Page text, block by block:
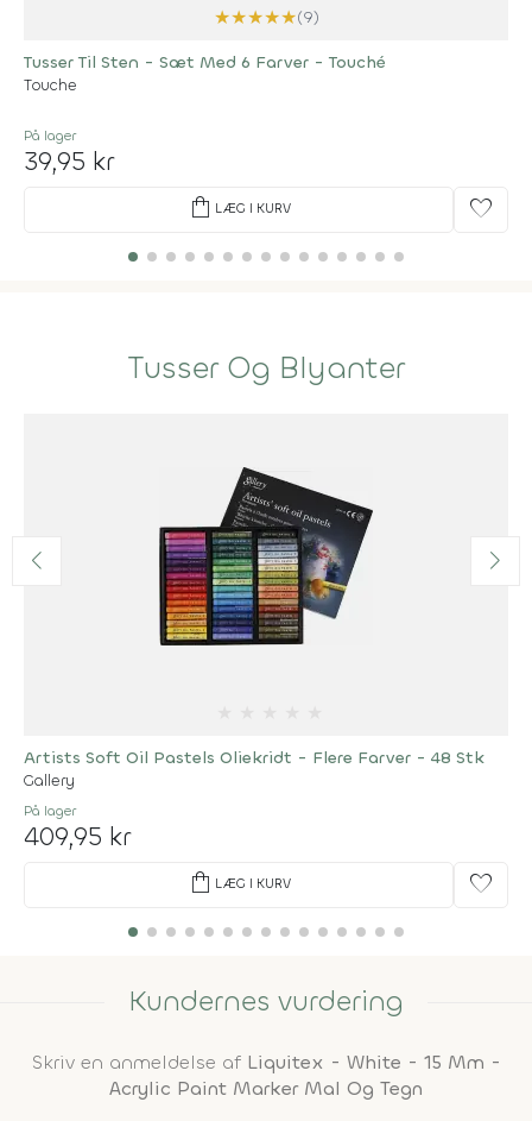
★★★★★(9)
Tusser Til Sten - Sæt Med 6 Farver - Touché
Touche
På lager
39,95 kr
shopping_bag LÆG I KURV favorite
Tusser Og Blyanter
Artists Soft Oil Pastels Oliekridt - Flere Farver - 48 Stk
Gallery
På lager
409,95 kr
shopping_bag LÆG I KURV favorite
Kundernes vurdering
Skriv en anmeldelse af Liquitex - White - 15 Mm -
Acrylic Paint Marker Mal Og Tegn